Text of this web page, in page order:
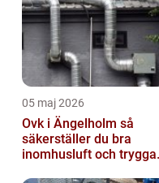
05 maj 2026
Ovk i Ängelholm så
säkerställer du bra
inomhusluft och trygga